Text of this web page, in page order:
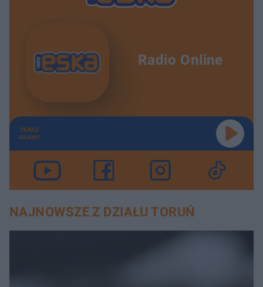
Radio Online
TERAZ
GRAMY
NAJNOWSZE Z DZIAŁU TORUŃ